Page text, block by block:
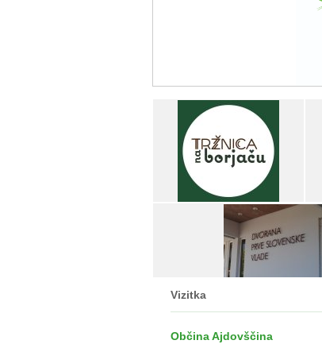
Vizitka
Občina Ajdovščina